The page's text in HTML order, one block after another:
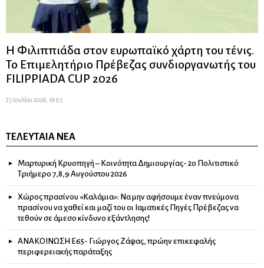
Η Φιλιππιάδα στον ευρωπαϊκό χάρτη του τένις.
Το Επιμελητήριο Πρέβεζας συνδιοργανωτής του
FILIPPIADA CUP 2026
27 Ιουλίου 2026, 19:07
ΤΕΛΕΥΤΑΊΑ ΝΈΑ
Μαρτυρική Κρυοπηγή – Κοινότητα Δημιουργίας- 2ο Πολιτιστικό
Τριήμερο 7,8,9 Αυγούστου 2026
Χώρος πρασίνου «Καλάμια»: Να μην αφήσουμε έναν πνεύμονα
πρασίνου να χαθεί και μαζί του οι Ιαματικές Πηγές Πρέβεζας να
τεθούν σε άμεσο κίνδυνο εξάντλησης!
ΑΝΑΚΟΙΝΩΣΗ Ε65- Γιώργος Ζάψας, πρώην επικεφαλής
περιφερειακής παράταξης